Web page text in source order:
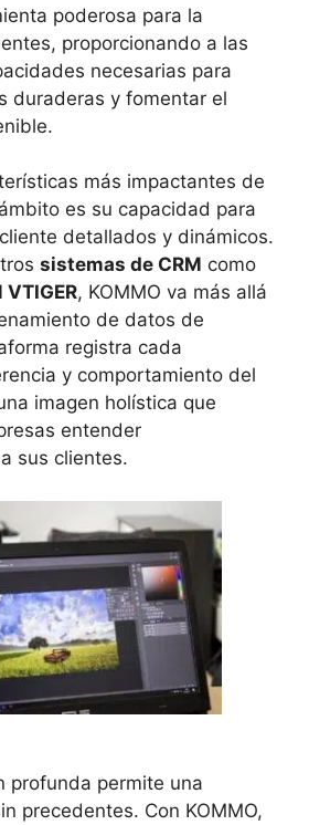
poderosa para la
proporcionando a las
necesarias para
duraderas y fomentar el
más impactantes de
es su capacidad para
detallados y dinámicos.
sistemas de CRM como
VTIGER, KOMMO va más allá
de datos de
registra cada
y comportamiento del
imagen holística que
entender
sus clientes.
profunda permite una
precedentes. Con KOMMO,